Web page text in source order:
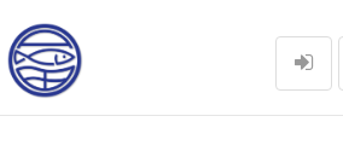
小富嚴選